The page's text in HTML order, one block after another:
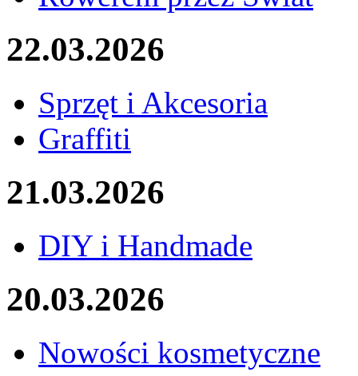
22.03.2026
Sprzęt i Akcesoria
Graffiti
21.03.2026
DIY i Handmade
20.03.2026
Nowości kosmetyczne